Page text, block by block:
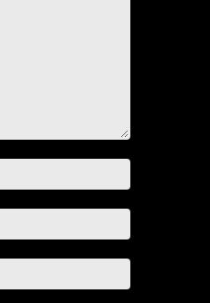
:*
:*
: